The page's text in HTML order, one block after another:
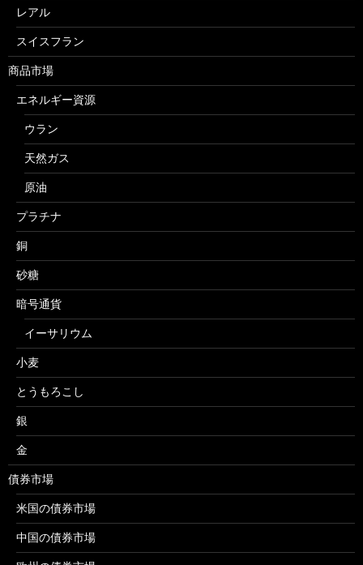
レアル
スイスフラン
商品市場
エネルギー資源
ウラン
天然ガス
原油
プラチナ
銅
砂糖
暗号通貨
イーサリウム
小麦
とうもろこし
銀
金
債券市場
米国の債券市場
中国の債券市場